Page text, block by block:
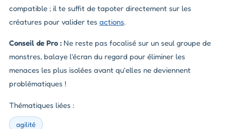
compatible ; il te suffit de tapoter directement sur les
créatures pour valider tes actions.
Conseil de Pro : Ne reste pas focalisé sur un seul groupe de
monstres, balaye l'écran du regard pour éliminer les
menaces les plus isolées avant qu'elles ne deviennent
problématiques !
Thématiques liées :
agilité